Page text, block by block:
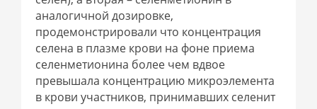
аналогичной дозировке,
продемонстрировали что концентрация
селена в плазме крови на фоне приема
селенметионина более чем вдвое
превышала концентрацию микроэлемента
в крови участников, принимавших селенит